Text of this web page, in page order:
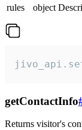
rules
object
getContactInfo
Returns visitor's